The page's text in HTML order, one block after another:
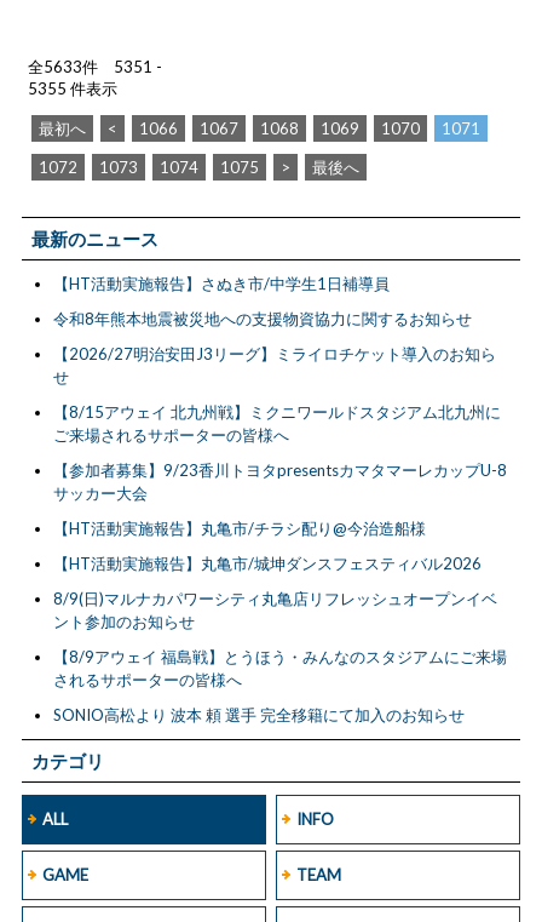
カテゴリ
ALL INFO
GAME TEAM
全5633件 5351 -
5355 件表示
最初へ < 1066 1067 1068 1069 1070
1071
1072
1073 1074 1075 > 最後へ
最新のニュース
【HT活動実施報告】さぬき市/中学生1日補導員
令和8年熊本地震被災地への支援物資協力に関するお知らせ
【2026/27明治安田J3リーグ】ミライロチケット導入のお知ら
せ
【8/15アウェイ 北九州戦】ミクニワールドスタジアム北九州に
ご来場されるサポーターの皆様へ
【参加者募集】9/23香川トヨタpresentsカマタマーレカップU-8
サッカー大会
【HT活動実施報告】丸亀市/チラシ配り@今治造船様
【HT活動実施報告】丸亀市/城坤ダンスフェスティバル2026
8/9(日)マルナカパワーシティ丸亀店リフレッシュオープンイベ
ント参加のお知らせ
【8/9アウェイ 福島戦】とうほう・みんなのスタジアムにご来場
されるサポーターの皆様へ
SONIO高松より 波本 頼 選手 完全移籍にて加入のお知らせ